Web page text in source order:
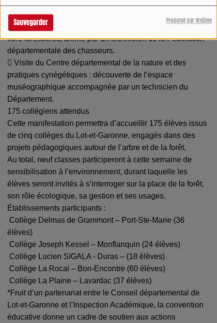
Sauvegarder Propulsé par Orejime
intervenante du site nature Trotte Lapin.
 Les secrets de la forêt : exploration de la faune et de la
flore forestières, animé par un technicien de la Fédération
départementale des chasseurs.
 Visite du Centre départemental de la nature et des
pratiques cynégétiques : découverte de l’espace
muséographique accompagnée par un technicien du
Département.
175 collégiens attendus
Cette manifestation permettra d’accueillir 175 élèves issus
de cinq collèges du Lot-et-Garonne, engagés dans des
projets pédagogiques autour de l’arbre et de la forêt.
Au total, neuf classes participeront à cette semaine de
sensibilisation à l’environnement, durant laquelle les
élèves seront invités à s’interroger sur la place de la forêt,
son rôle écologique, sa gestion et ses usages.
Établissements participants :
Collège Delmas de Grammont – Port-Ste-Marie (36
élèves)
Collège Joseph Kessel – Monflanquin (24 élèves)
Collège Lucien SIGALA - Duras – (18 élèves)
Collège La Rocal – Bon-Encontre (60 élèves)
Collège La Plaine – Lavardac (37 élèves)
*Fruit d’un partenariat entre le Conseil départemental de
Lot-et-Garonne et l’Inspection Académique, la convention
éducative donne un cadre de soutien aux actions